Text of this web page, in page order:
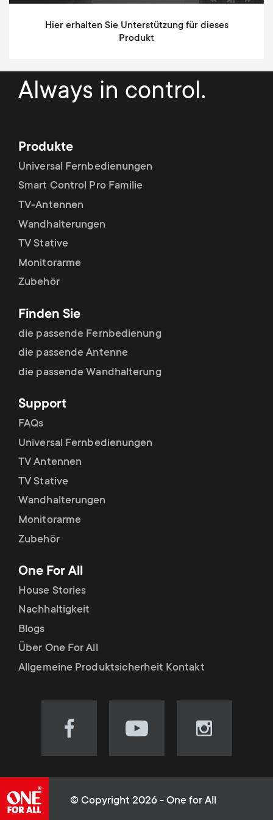
Basis
Tischdicke min (Klammer) 10 mm
Tischdicke min (grommet)
Unterstützt Ultrabreitbildschirme
Höhenverstellbar
Installationssystem
Polsterung Tragesystem
Kabelmanagement
Ideal für Ecken
Spannungsanzeiger
Laptop-/Tablet-Halterungen
Lebenslange Garantie
Hier erhalten Sie Unterstützung für dieses
Produkt
Always in control.
Produkte
Universal Fernbedienungen
Smart Control Pro Familie
TV-Antennen
Wandhalterungen
TV Stative
Monitorarme
Zubehör
Finden Sie
die passende Fernbedienung
die passende Antenne
die passende Wandhalterung
Support
FAQs
Universal Fernbedienungen
TV Antennen
TV Stative
Wandhalterungen
Monitorarme
Zubehör
One For All
House Stories
Nachhaltigkeit
Blogs
Über One For All
Allgemeine Produktsicherheit Kontakt
Visit
our
(opens
Visit
our
(opens
Visit
our
(opens
© Copyright 2026 - One for All